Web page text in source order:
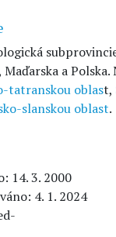
Maďarska a
tatranskou oblast,
slanskou oblast.
14. 3. 2000
4. 1. 2024